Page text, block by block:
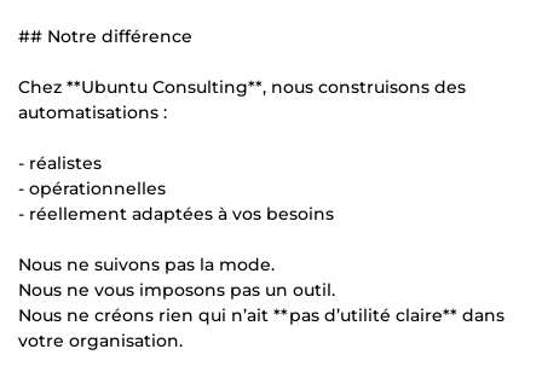
## Notre différence
Chez **Ubuntu Consulting**, nous construisons des
automatisations :
- réalistes
- opérationnelles
- réellement adaptées à vos besoins
Nous ne suivons pas la mode.
Nous ne vous imposons pas un outil.
Nous ne créons rien qui n’ait **pas d’utilité claire** dans
votre organisation.